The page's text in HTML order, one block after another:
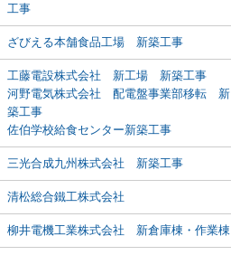
工事
ざびえる本舗食品工場 新築工事
工藤電設株式会社 新工場 新築工事
河野電気株式会社 配電盤事業部移転 新
築工事
佐伯学校給食センター新築工事
三光合成九州株式会社 新築工事
清松総合鐵工株式会社
柳井電機工業株式会社 新倉庫棟・作業棟